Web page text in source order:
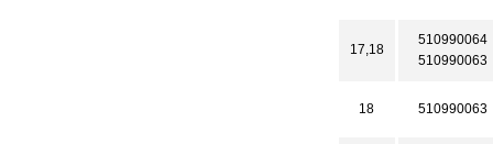
17,18
510990064
510990063
18 510990063